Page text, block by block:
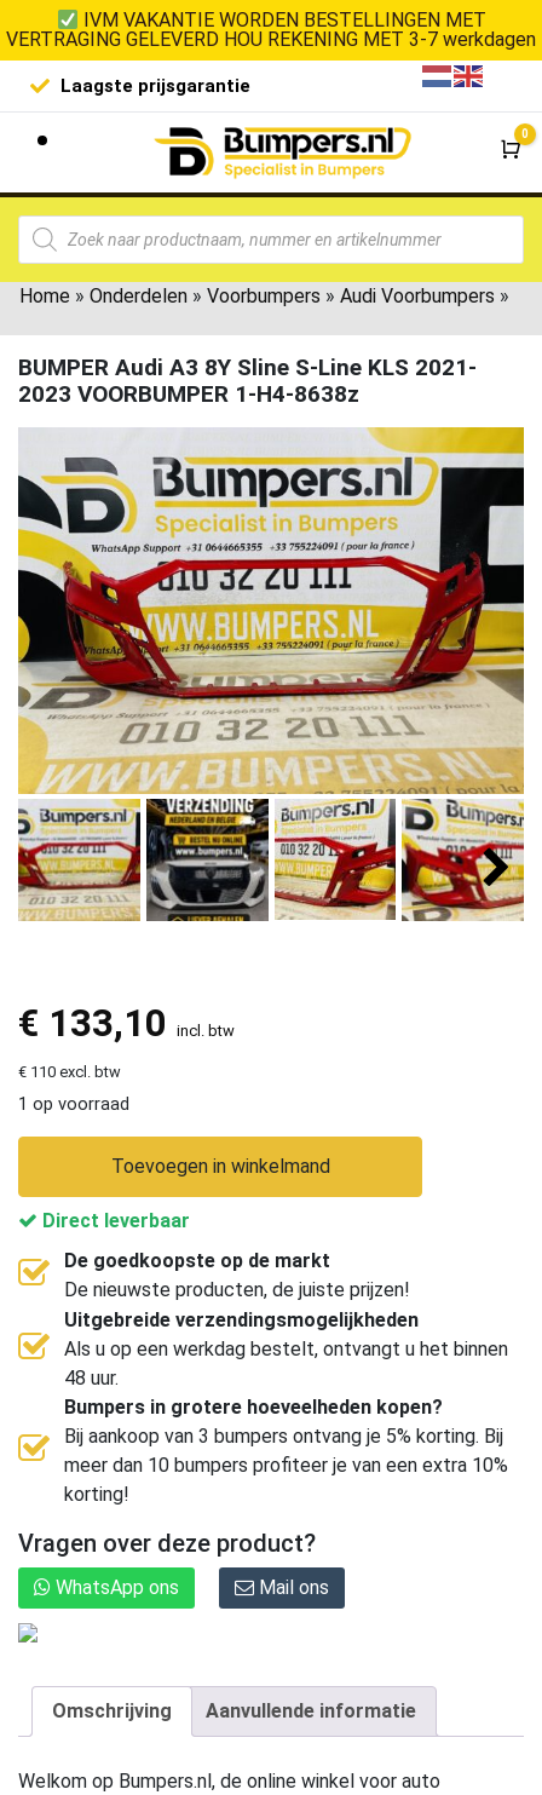
IVM VAKANTIE WORDEN BESTELLINGEN MET
VERTRAGING GELEVERD HOU REKENING MET 3-7 werkdagen
Laagste prijsgarantie De
0
Home » Onderdelen » Voorbumpers » Audi Voorbumpers »
BUMPER Audi A3 8Y Sline S-Line KLS 2021-
2023 VOORBUMPER 1-H4-8638z
€ 133,10 incl. btw
€ 110 excl. btw
1 op voorraad
Toevoegen in winkelmand
Direct leverbaar
De goedkoopste op de markt
De nieuwste producten, de juiste prijzen!
Uitgebreide verzendingsmogelijkheden
Als u op een werkdag bestelt, ontvangt u het binnen
48 uur.
Bumpers in grotere hoeveelheden kopen?
Bij aankoop van 3 bumpers ontvang je 5% korting. Bij
meer dan 10 bumpers profiteer je van een extra 10%
korting!
Vragen over deze product?
WhatsApp ons Mail ons
Omschrijving Aanvullende informatie
Welkom op Bumpers.nl, de online winkel voor auto